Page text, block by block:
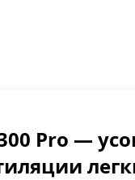
Pro —